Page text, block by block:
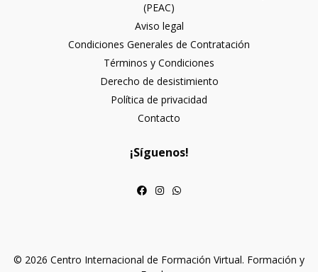
(PEAC)
Aviso legal
Condiciones Generales de Contratación
Términos y Condiciones
Derecho de desistimiento
Política de privacidad
Contacto
¡Síguenos!
© 2026 Centro Internacional de Formación Virtual. Formación y